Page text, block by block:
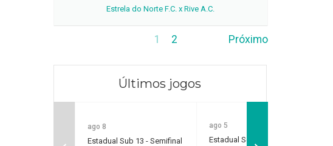
Estrela do Norte F.C. x Rive A.C.
1 2 Próximo
Últimos jogos
ago 8
Estadual Sub 13 - Semifinal
ago 5
Estadual Série B